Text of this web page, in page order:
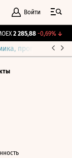
Войти
2 285,88 -0,69%↓
прогнозы